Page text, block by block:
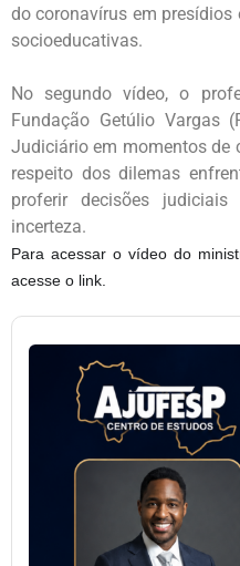
do coronavírus em
socioeducativas.
No segundo vídeo, o
Fundação Getúlio Vargas
Judiciário em momentos de
respeito dos dilemas
proferir decisões
incerteza.
Para acessar o vídeo do
acesse o link.